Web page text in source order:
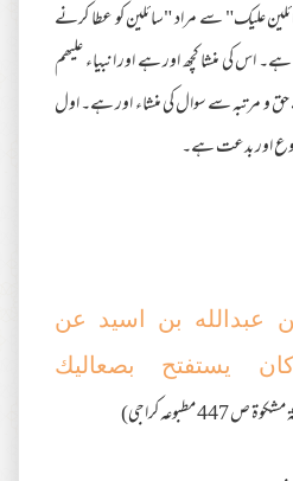
علیک" سے مراد "سائلین کو عطا کرنے
اس کی منشا کچھ اور ہے اور انبیاء علیھم
حق و مرتبہ سے سوال کی منشاء اور ہے۔ اول
اور بدعت ہے۔
عبدالله بن اسيد عن
يستفتح بصعاليك
مطبوعه كراجى)